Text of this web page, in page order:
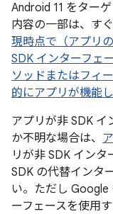
Android 11 をター
内容の一部は、す
現時点で（アプリ
SDK インターフェ
ソッドまたはフィ
的にアプリが機能
アプリが非 SDK イ
か不明な場合は、
リが非 SDK インタ
SDK の代替インタ
い。ただし Google
ーフェースを使用